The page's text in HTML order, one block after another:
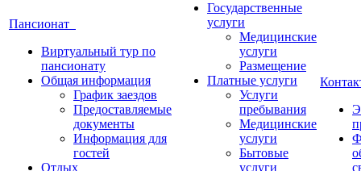
Пансионат
Виртуальный тур по
пансионату
Общая информация
График заездов
Предоставляемые
документы
Информация для
гостей
Отдых
Государственные
услуги
Медицинские
услуги
Размещение
Платные услуги
Услуги
пребывания
Медицинские
услуги
Бытовые
услуги